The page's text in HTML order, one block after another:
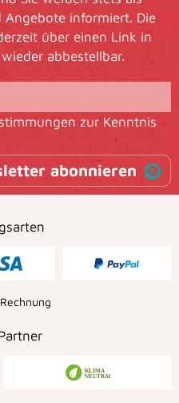
Angebote informiert. Die
über einen Link in
abbestellbar.
zur Kenntnis
abonnieren